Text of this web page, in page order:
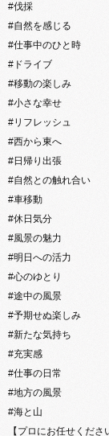
#伐採
#自然を感じる
#仕事中のひと時
#ドライブ
#移動の楽しみ
#小さな幸せ
#リフレッシュ
#西から東へ
#日帰り出張
#自然との触れ合い
#車移動
#休日気分
#風景の魅力
#明日への活力
#心のゆとり
#途中の風景
#予期せぬ楽しみ
#新たな気持ち
#充実感
#仕事の日常
#地方の風景
#海と山
【プロにお任せくださ